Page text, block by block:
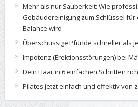
Mehr als nur Sauberkeit: Wie
Gebäudereinigung zum Schlüssel für
Balance wird
Überschüssige Pfunde schneller als
Impotenz (Erektionsstörungen) bei
Dein Haar in 6 einfachen Schritten
Pilates jetzt einfach und effektiv von